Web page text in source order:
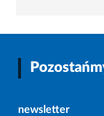
newsletter